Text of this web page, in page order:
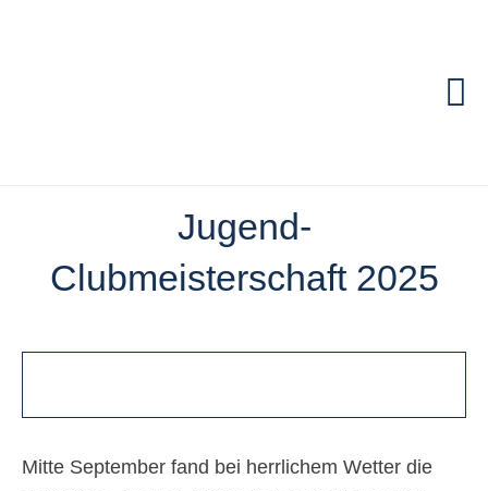
Jugend-
Clubmeisterschaft 2025
Mitte September fand bei herrlichem Wetter die